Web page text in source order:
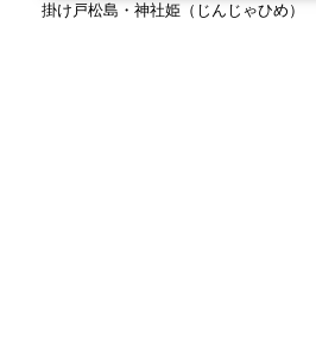
掛け戸松島・神社姫（じんじゃひめ